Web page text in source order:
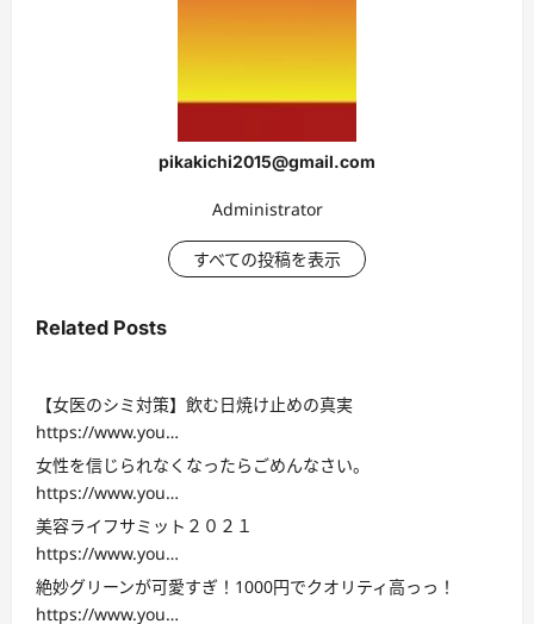
pikakichi2015@gmail.com
Administrator
すべての投稿を表示
Related Posts
【女医のシミ対策】飲む日焼け止めの真実
https://www.you…
女性を信じられなくなったらごめんなさい。
https://www.you…
美容ライフサミット２０２１
https://www.you…
絶妙グリーンが可愛すぎ！1000円でクオリティ高っっ！
https://www.you…